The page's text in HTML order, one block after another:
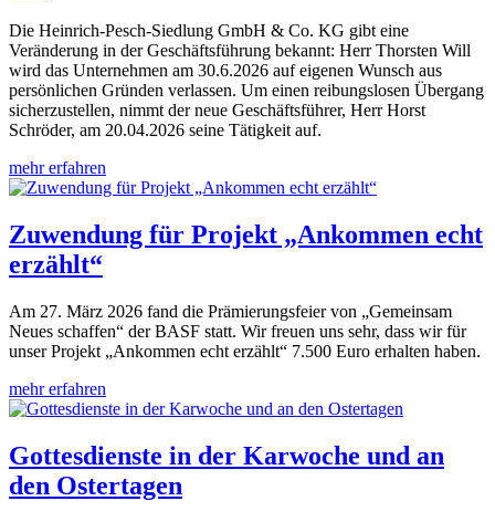
Die Heinrich-Pesch-Siedlung GmbH & Co. KG gibt eine
Veränderung in der Geschäftsführung bekannt: Herr Thorsten Will
wird das Unternehmen am 30.6.2026 auf eigenen Wunsch aus
persönlichen Gründen verlassen. Um einen reibungslosen Übergang
sicherzustellen, nimmt der neue Geschäftsführer, Herr Horst
Schröder, am 20.04.2026 seine Tätigkeit auf.
mehr erfahren
Zuwendung für Projekt „Ankommen echt
erzählt“
Am 27. März 2026 fand die Prämierungsfeier von „Gemeinsam
Neues schaffen“ der BASF statt. Wir freuen uns sehr, dass wir für
unser Projekt „Ankommen echt erzählt“ 7.500 Euro erhalten haben.
mehr erfahren
Gottesdienste in der Karwoche und an
den Ostertagen